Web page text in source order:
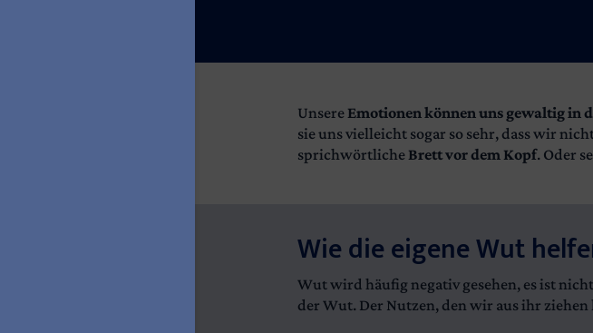
Unsere Emotionen können uns gewaltig in
sie uns vielleicht sogar so sehr, dass wir
sprichwörtliche Brett vor dem Kopf. Oder
Wie die eigene Wut
Wut wird häufig negativ gesehen, es ist
der Wut. Der Nutzen, den wir aus ihr ziehen